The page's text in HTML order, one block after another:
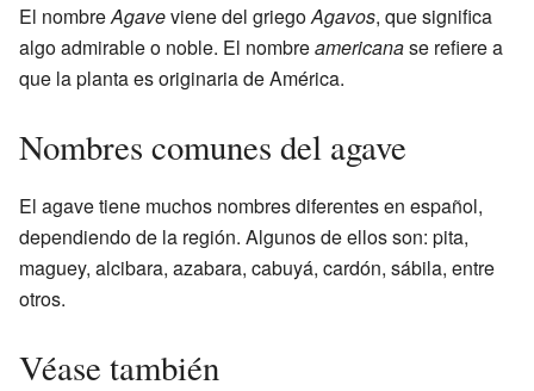
El nombreAgaveviene del griegoAgavos, que significa
algo admirable o noble. El nombreamericanase refiere a
que la planta es originaria de América.
Nombres comunes del agave
El agave tiene muchos nombres diferentes en español,
dependiendo de la región. Algunos de ellos son: pita,
maguey, alcibara, azabara, cabuyá, cardón, sábila, entre
otros.
Véase también